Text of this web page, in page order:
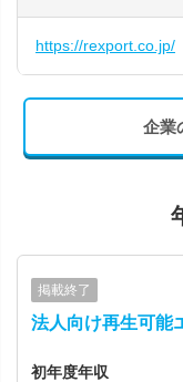
https://rexport.co.jp/
企業
掲載終了
法人向け再生可能
初年度年収